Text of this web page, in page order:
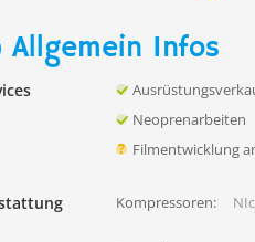
Allgemein Infos
Neoprenarbeiten
Filmentwicklung
Kompressoren: